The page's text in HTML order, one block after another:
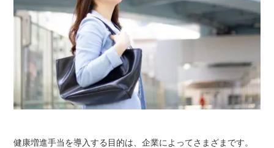
健康増進手当を導入する目的は、企業によってさまざまです。